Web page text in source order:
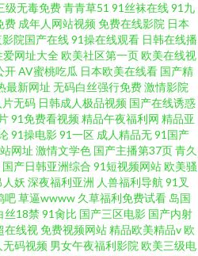
情侣在线露脸视频 日韩欧洲在线高清一区
日韩一区国产精品 91破处免费看 黄色电
日日天干夜夜人人添
级无毒免费青青草51 91丝袜在线91九
费 成年人网站视频免费在线影院 日本
院国产在线91操在线观看 日韩在线播
爱网址大全欧美社区第一页欧美在线视
开AV蜜桃吃瓜 日本欧美在线看 国产精
最新网址 无码白丝强行免费激情影院
片无码 日韩成人极品视频 国产在线诱惑
91免费看视频精品午夜福利网 精品亚
91操电影91一区 成人精品无91国产
网址 激情文学色 国产主播第37页青久
国产日韩亚洲综合 91短视频网站欧美骚
人妖 深夜福利亚洲 人兽福利导航 91叉
吧草逼wwww 久草福利免费试看 岛国
丝18禁 91肏比 国产三区电影 国产内射
在线视免费视频网站精品欧美精品v欧
无码视频 男女午夜福利影院 欧美三级电